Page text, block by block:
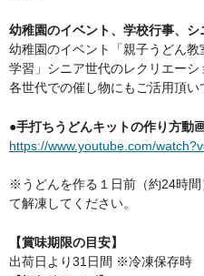
幼稚園のイベント、学校行事、シ
幼稚園のイベント「親子うどん
学習」シニア世代のレクリエーシ
各世代での催し物にもご活用頂い
●手打ちうどんキットの作り方動
https://www.youtube.com/
※うどんを作る１日前（約24時
て解凍してください。
【賞味期限の目安】
出荷日より31日間 ※冷凍保存時